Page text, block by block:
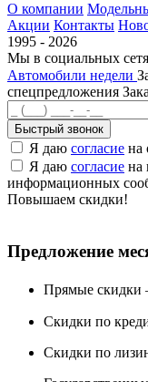
О компании
Акции Контакты
1995 - 2026
Мы в социальных
Автомобили недели
спецпредложения
Быстрый звонок
Я даю согласие на
Я даю согласие на
информационных
Повышаем скидки!
Предложение
Прямые скидки
Скидки по
Скидки по